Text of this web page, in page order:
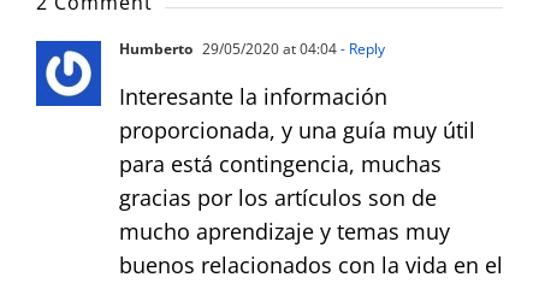
Humberto 29/05/2020 at 04:04- Reply
Interesante la información
proporcionada, y una guía muy útil
para está contingencia, muchas
gracias por los artículos son de
mucho aprendizaje y temas muy
buenos relacionados con la vida en el